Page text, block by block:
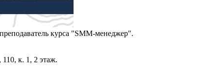
курса "SMM-менеджер".
к. 1, 2 этаж.